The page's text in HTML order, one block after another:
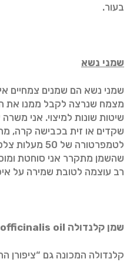
בעור.
שמני נשא
שמני נשא הם שמנים צמחיים
מצמח שנרצה לקבל ממנו את
שיטות שונות למיצוי. אני
שקדים או זית בכבישה קרה,
רב עוצמה לטובת שמירה על
שמן קלנדולה oil
קלנדולה המכונה גם “ציפורן